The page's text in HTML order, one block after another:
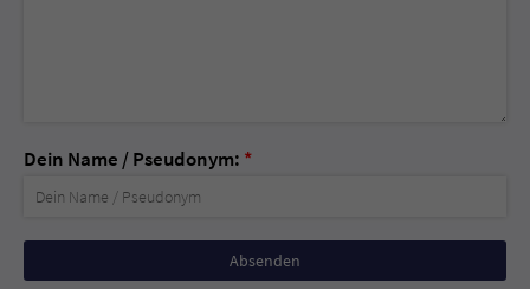
Dein Name / Pseudonym: *
Nicht
ausfüllen!